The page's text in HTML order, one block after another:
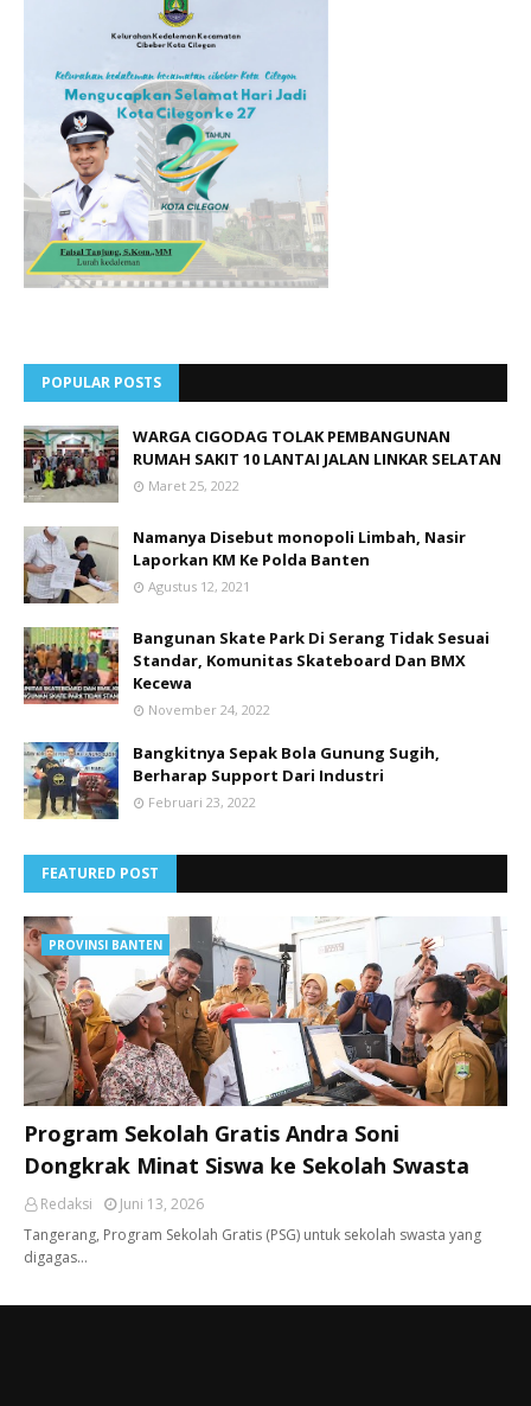
POPULAR POSTS
WARGA CIGODAG TOLAK PEMBANGUNAN
RUMAH SAKIT 10 LANTAI JALAN LINKAR SELATAN
Maret 25, 2022
Namanya Disebut monopoli Limbah, Nasir
Laporkan KM Ke Polda Banten
Agustus 12, 2021
Bangunan Skate Park Di Serang Tidak Sesuai
Standar, Komunitas Skateboard Dan BMX
Kecewa
November 24, 2022
Bangkitnya Sepak Bola Gunung Sugih,
Berharap Support Dari Industri
Februari 23, 2022
FEATURED POST
PROVINSI BANTEN
Program Sekolah Gratis Andra Soni
Dongkrak Minat Siswa ke Sekolah Swasta
Redaksi
Juni 13, 2026
Tangerang, ​Program Sekolah Gratis (PSG) untuk sekolah swasta yang
digagas…